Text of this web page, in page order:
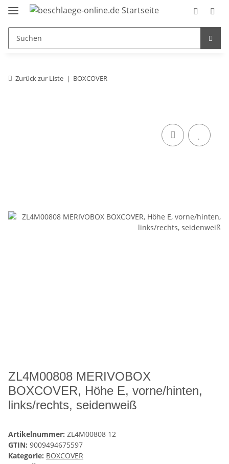
Zurück zur Liste BOXCOVER
ZL4M00808 MERIVOBOX
BOXCOVER, Höhe E, vorne/hinten,
links/rechts, seidenweiß
Artikelnummer: ZL4M00808 12
GTIN: 9009494675597
Kategorie: BOXCOVER